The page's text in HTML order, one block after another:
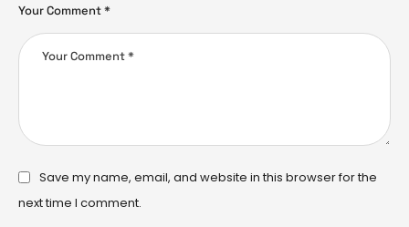
Your Comment *
Save my name, email, and website in this browser for the
next time I comment.